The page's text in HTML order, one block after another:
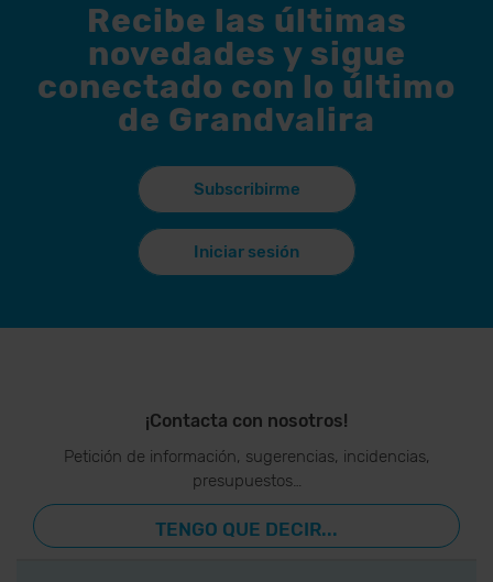
Recibe las últimas
novedades y sigue
conectado con lo último
de Grandvalira
Subscribirme
Iniciar sesión
¡Contacta con nosotros!
Petición de información, sugerencias, incidencias,
presupuestos…
TENGO QUE DECIR...